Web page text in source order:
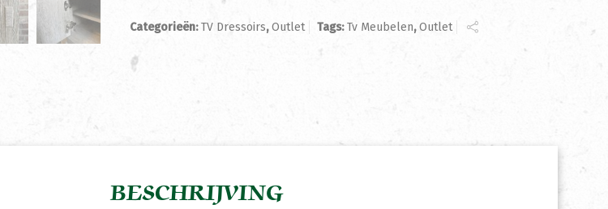
Categorieën:TV Dressoirs,Outlet Tags:Tv Meubelen,Outlet
BESCHRIJVING